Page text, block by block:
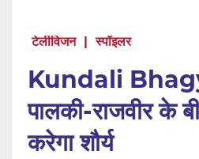
टेलीविजन | स्पॉइलर
Kundali
पालकी-राजवीर के
करेगा शौर्य